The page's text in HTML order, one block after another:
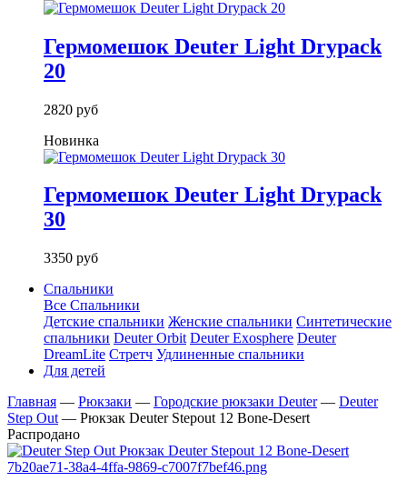
Гермомешок Deuter Light Drypack
20
2820 руб
Новинка
Гермомешок Deuter Light Drypack
30
3350 руб
Спальники
Все Спальники
Детские спальники Женские спальники Синтетические
спальники Deuter Orbit Deuter Exosphere Deuter
DreamLite Стретч Удлиненные спальники
Для детей
Главная — Рюкзаки — Городские рюкзаки Deuter— Deuter
Step Out — Рюкзак Deuter Stepout 12 Bone-Desert
Распродано